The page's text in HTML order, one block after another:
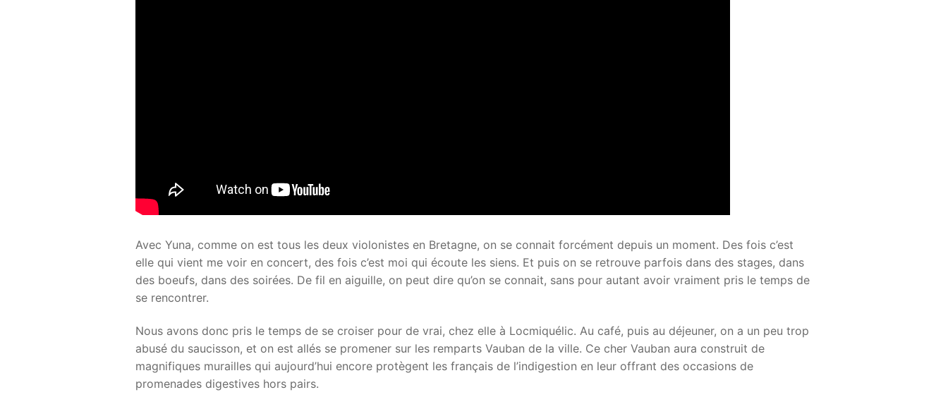
Avec Yuna, comme on est tous les deux violonistes en Bretagne, on se connait forcément depuis un moment. Des fois c’est
elle qui vient me voir en concert, des fois c’est moi qui écoute les siens. Et puis on se retrouve parfois dans des stages, dans
des boeufs, dans des soirées. De fil en aiguille, on peut dire qu’on se connait, sans pour autant avoir vraiment pris le temps de
se rencontrer.
Nous avons donc pris le temps de se croiser pour de vrai, chez elle à Locmiquélic. Au café, puis au déjeuner, on a un peu trop
abusé du saucisson, et on est allés se promener sur les remparts Vauban de la ville. Ce cher Vauban aura construit de
magnifiques murailles qui aujourd’hui encore protègent les français de l’indigestion en leur offrant des occasions de
promenades digestives hors pairs.